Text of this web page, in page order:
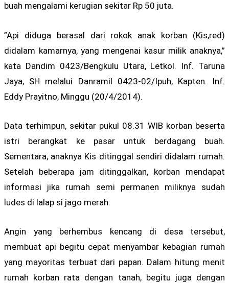
buah mengalami kerugian sekitar Rp 50 juta.
”Api diduga berasal dari rokok anak korban (Kis,red)
didalam kamarnya, yang mengenai kasur milik anaknya,”
kata Dandim 0423/Bengkulu Utara, Letkol. Inf. Taruna
Jaya, SH melalui Danramil 0423-02/Ipuh, Kapten. Inf.
Eddy Prayitno, Minggu (20/4/2014).
Data terhimpun, sekitar pukul 08.31 WIB korban beserta
istri berangkat ke pasar untuk berdagang buah.
Sementara, anaknya Kis ditinggal sendiri didalam rumah.
Setelah beberapa jam ditinggalkan, korban mendapat
informasi jika rumah semi permanen miliknya sudah
ludes di lalap si jago merah.
Angin yang berhembus kencang di desa tersebut,
membuat api begitu cepat menyambar kebagian rumah
yang mayoritas terbuat dari papan. Dalam hitung menit
rumah korban rata dengan tanah, begitu juga dengan